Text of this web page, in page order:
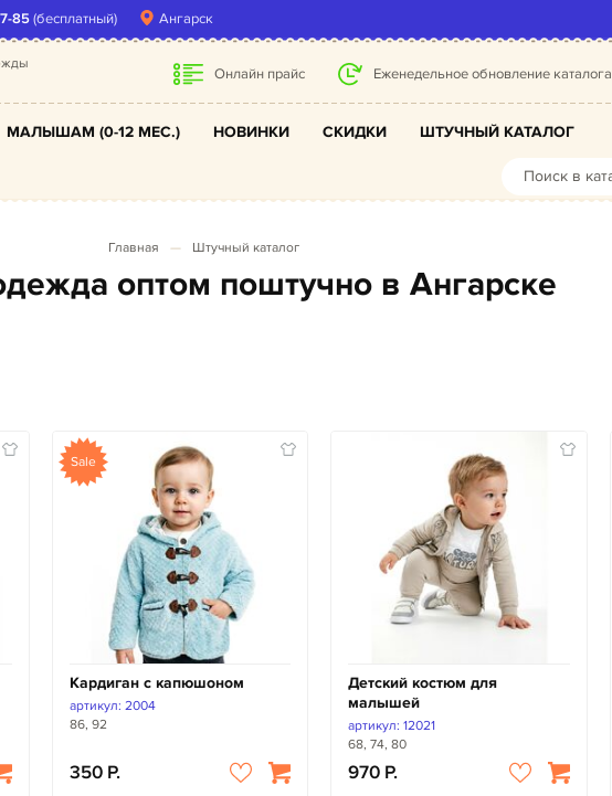
Онлайн прайс Еженедельное обновление каталога
МАЛЫШАМ (0-12 МЕС.) НОВИНКИ СКИДКИ ШТУЧНЫЙ КАТАЛОГ
Ангарск
85(бесплатный)
Главная Штучный каталог
одежда оптом поштучно в Ангарске
Sale
Кардиган с капюшоном
артикул: 2004
86, 92
350
Детский костюм для
малышей
артикул: 12021
68, 74, 80
970